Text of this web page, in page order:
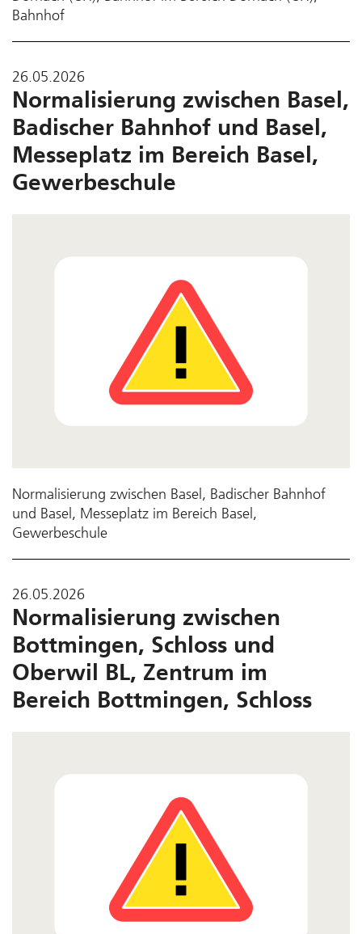
Bahnhof
26.05.2026
Normalisierung zwischen Basel,
Badischer Bahnhof und Basel,
Messeplatz im Bereich Basel,
Gewerbeschule
Normalisierung zwischen Basel, Badischer Bahnhof
und Basel, Messeplatz im Bereich Basel,
Gewerbeschule
26.05.2026
Normalisierung zwischen
Bottmingen, Schloss und
Oberwil BL, Zentrum im
Bereich Bottmingen, Schloss